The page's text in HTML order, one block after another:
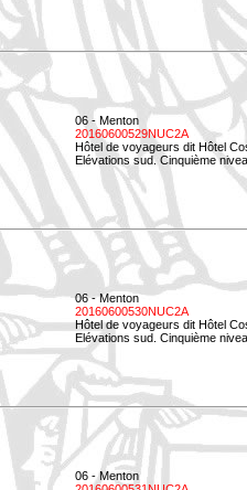
06 - Menton
20160600529NUC2A
Hôtel de voyageurs dit Hôtel
Elévations sud. Cinquième
06 - Menton
20160600530NUC2A
Hôtel de voyageurs dit Hôtel
Elévations sud. Cinquième
06 - Menton